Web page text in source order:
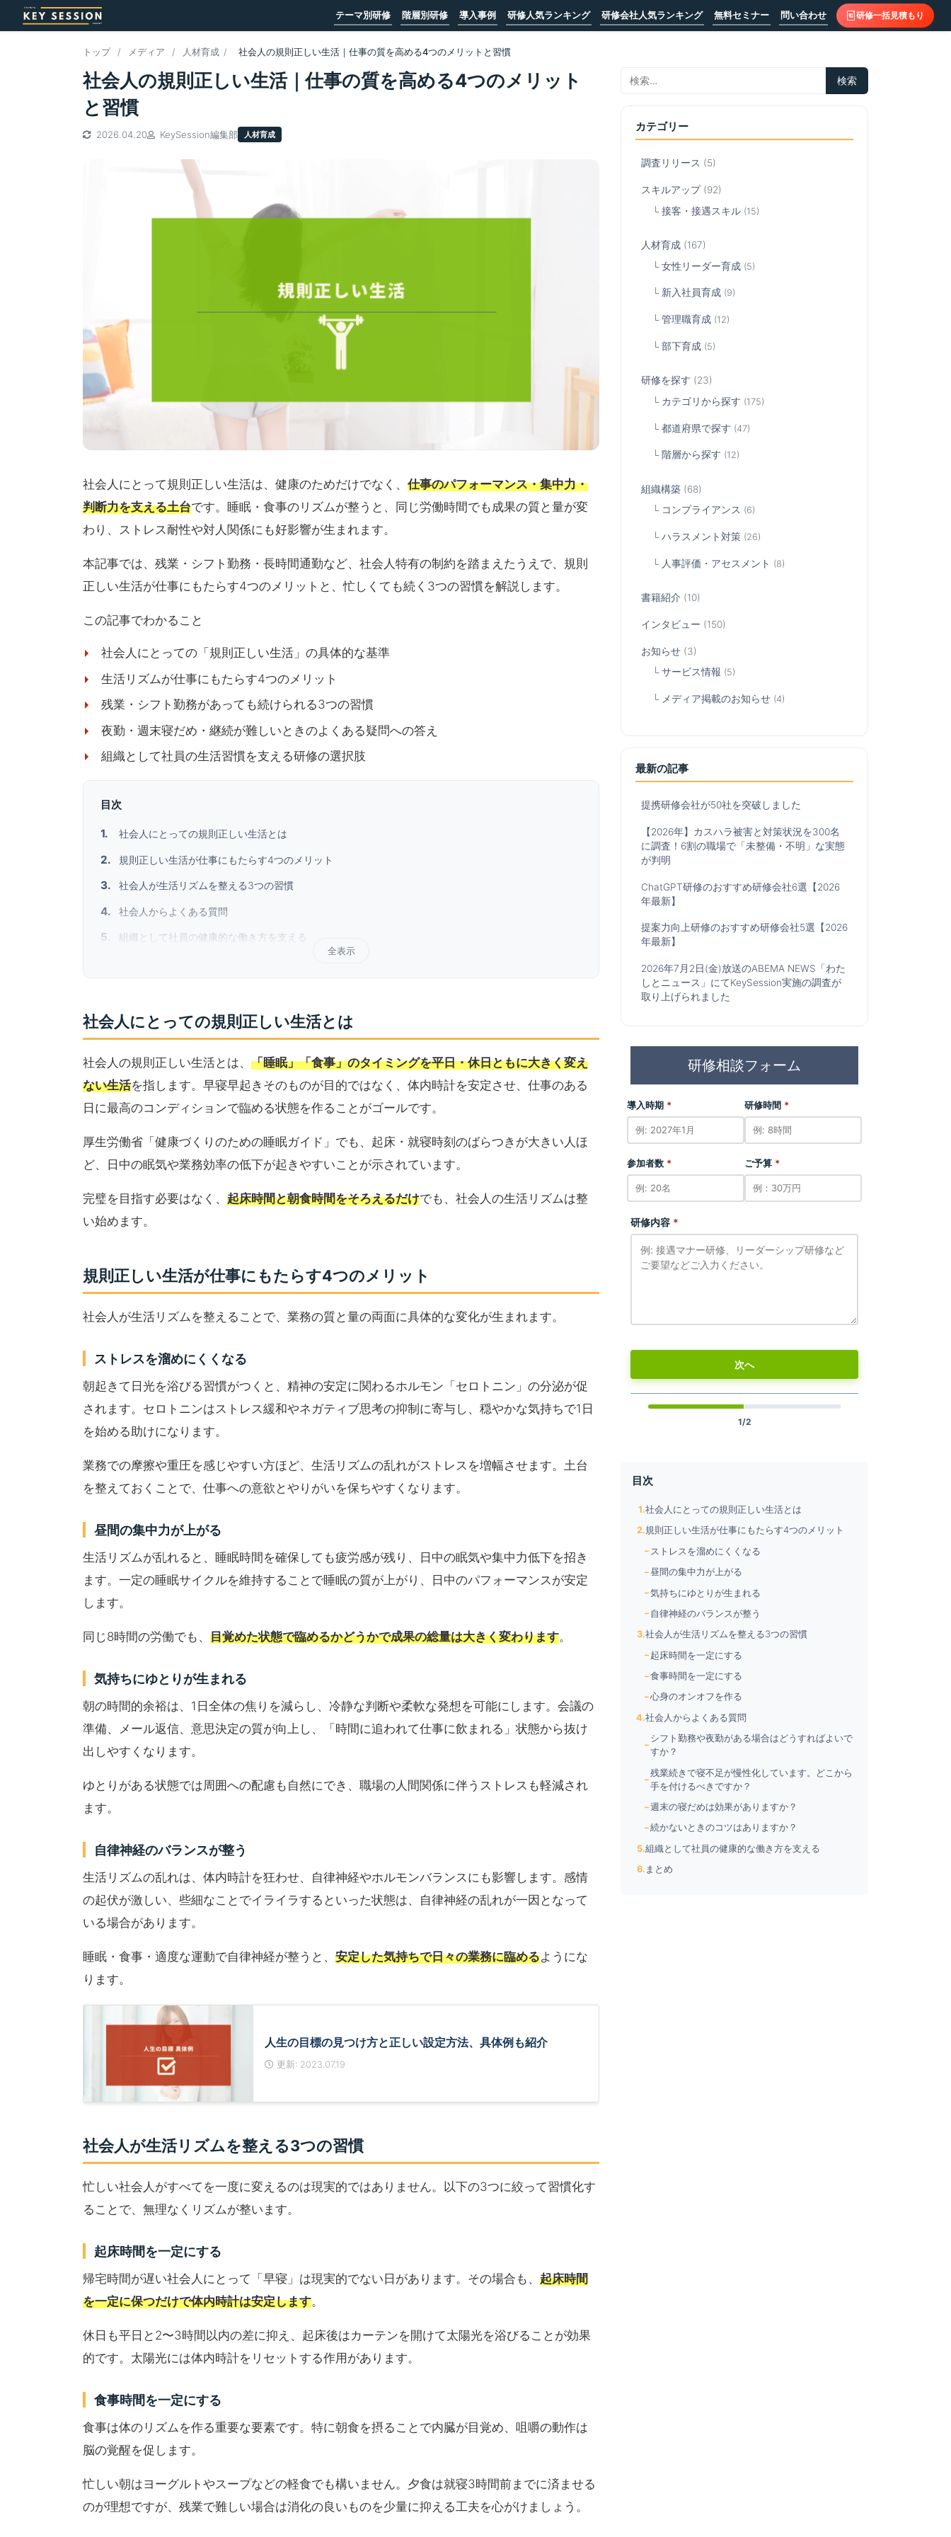
テーマ別研修 階層別研修 導入事例 研修人気ランキング 研修会社人気ランキング 無料セミナー 問い合わせ 研修一括見積もり
トップ / メディア / 人材育成 / 社会人の規則正しい生活｜仕事の質を高める4つのメリットと習慣
社会人の規則正しい生活｜仕事の質を高める4つのメリット
と習慣
2026.04.20 KeySession編集部 人材育成
社会人にとって規則正しい生活は、健康のためだけでなく、 仕事のパフォーマンス・集中力・
判断力を支える土台です。睡眠・食事のリズムが整うと、同じ労働時間でも成果の質と量が変
わり、ストレス耐性や対人関係にも好影響が生まれます。
本記事では、残業・シフト勤務・長時間通勤など、社会人特有の制約を踏まえたうえで、規則
正しい生活が仕事にもたらす4つのメリットと、忙しくても続く3つの習慣を解説します。
この記事でわかること
社会人にとっての「規則正しい生活」の具体的な基準
生活リズムが仕事にもたらす4つのメリット
残業・シフト勤務があっても続けられる3つの習慣
夜勤・週末寝だめ・継続が難しいときのよくある疑問への答え
組織として社員の生活習慣を支える研修の選択肢
目次
社会人にとっての規則正しい生活とは
規則正しい生活が仕事にもたらす4つのメリット
社会人が生活リズムを整える3つの習慣
社会人からよくある質問
組織として社員の健康的な働き方を支える
全表示
社会人にとっての規則正しい生活とは
社会人の規則正しい生活とは、 「睡眠」「食事」のタイミングを平日・休日ともに大きく変え
ない生活を指します。早寝早起きそのものが目的ではなく、体内時計を安定させ、仕事のある
日に最高のコンディションで臨める状態を作ることがゴールです。
厚生労働省「健康づくりのための睡眠ガイド」でも、起床・就寝時刻のばらつきが大きい人ほ
ど、日中の眠気や業務効率の低下が起きやすいことが示されています。
完璧を目指す必要はなく、 起床時間と朝食時間をそろえるだけでも、社会人の生活リズムは整
い始めます。
規則正しい生活が仕事にもたらす4つのメリット
社会人が生活リズムを整えることで、業務の質と量の両面に具体的な変化が生まれます。
ストレスを溜めにくくなる
朝起きて日光を浴びる習慣がつくと、精神の安定に関わるホルモン「セロトニン」の分泌が促
されます。セロトニンはストレス緩和やネガティブ思考の抑制に寄与し、穏やかな気持ちで1日
を始める助けになります。
業務での摩擦や重圧を感じやすい方ほど、生活リズムの乱れがストレスを増幅させます。土台
を整えておくことで、仕事への意欲とやりがいを保ちやすくなります。
昼間の集中力が上がる
生活リズムが乱れると、睡眠時間を確保しても疲労感が残り、日中の眠気や集中力低下を招き
ます。一定の睡眠サイクルを維持することで睡眠の質が上がり、日中のパフォーマンスが安定
します。
同じ8時間の労働でも、 目覚めた状態で臨めるかどうかで成果の総量は大きく変わります。
気持ちにゆとりが生まれる
朝の時間的余裕は、1日全体の焦りを減らし、冷静な判断や柔軟な発想を可能にします。会議の
準備、メール返信、意思決定の質が向上し、「時間に追われて仕事に飲まれる」状態から抜け
出しやすくなります。
ゆとりがある状態では周囲への配慮も自然にでき、職場の人間関係に伴うストレスも軽減され
ます。
自律神経のバランスが整う
生活リズムの乱れは、体内時計を狂わせ、自律神経やホルモンバランスにも影響します。感情
の起伏が激しい、些細なことでイライラするといった状態は、自律神経の乱れが一因となって
いる場合があります。
睡眠・食事・適度な運動で自律神経が整うと、 安定した気持ちで日々の業務に臨めるようにな
ります。
人生の目標の見つけ方と正しい設定方法、具体例も紹介
更新: 2023.07.19
社会人が生活リズムを整える3つの習慣
忙しい社会人がすべてを一度に変えるのは現実的ではありません。以下の3つに絞って習慣化す
ることで、無理なくリズムが整います。
起床時間を一定にする
帰宅時間が遅い社会人にとって「早寝」は現実的でない日があります。その場合も、 起床時間
を一定に保つだけで体内時計は安定します。
休日も平日と2〜3時間以内の差に抑え、起床後はカーテンを開けて太陽光を浴びることが効果
的です。太陽光には体内時計をリセットする作用があります。
食事時間を一定にする
食事は体のリズムを作る重要な要素です。特に朝食を摂ることで内臓が目覚め、咀嚼の動作は
脳の覚醒を促します。
忙しい朝はヨーグルトやスープなどの軽食でも構いません。夕食は就寝3時間前までに済ませる
のが理想ですが、残業で難しい場合は消化の良いものを少量に抑える工夫を心がけましょう。
カテゴリー
調査リリース (5)
スキルアップ(92)
接客・接遇スキル (15)
人材育成 (167)
女性リーダー育成 (5)
新入社員育成 (9)
管理職育成 (12)
部下育成 (5)
研修を探す (23)
カテゴリから探す (175)
都道府県で探す (47)
階層から探す (12)
組織構築 (68)
コンプライアンス (6)
ハラスメント対策 (26)
人事評価・アセスメント (8)
書籍紹介 (10)
インタビュー (150)
お知らせ (3)
サービス情報 (5)
メディア掲載のお知らせ (4)
最新の記事
提携研修会社が50社を突破しました
【2026年】カスハラ被害と対策状況を300名
に調査！6割の職場で「未整備・不明」な実態
が判明
ChatGPT研修のおすすめ研修会社6選【2026
年最新】
提案力向上研修のおすすめ研修会社5選【2026
年最新】
2026年7月2日(金)放送のABEMA NEWS「わた
しとニュース」にてKeySession実施の調査が
取り上げられました
研修相談フォーム
導入時期 * 研修時間 *
参加者数 * ご予算 *
研修内容 *
次へ
1/2
目次
社会人にとっての規則正しい生活とは
規則正しい生活が仕事にもたらす4つのメリット
ストレスを溜めにくくなる
昼間の集中力が上がる
気持ちにゆとりが生まれる
自律神経のバランスが整う
社会人が生活リズムを整える3つの習慣
起床時間を一定にする
食事時間を一定にする
心身のオンオフを作る
社会人からよくある質問
シフト勤務や夜勤がある場合はどうすればよいで
すか？
残業続きで寝不足が慢性化しています。どこから
手を付けるべきですか？
週末の寝だめは効果がありますか？
続かないときのコツはありますか？
組織として社員の健康的な働き方を支える
まとめ